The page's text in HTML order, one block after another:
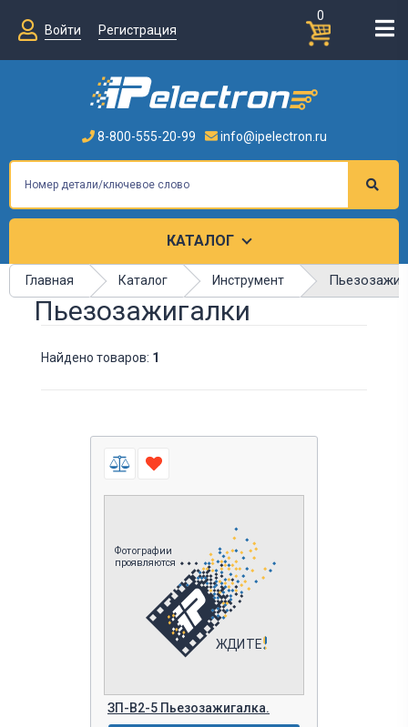
0
Войти
Регистрация
8-800-555-20-99 info@ipelectron.ru
КАТАЛОГ
Главная Каталог Инструмент
Пьезозажигалки
Найдено товаров: 1
ЗП-В2-5 Пьезозажигалка.